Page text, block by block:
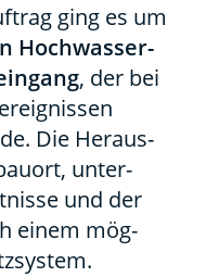
ging es um
Hoch­was­ser­
, der bei
Die Her­aus­
unter­
und der
einem mög­